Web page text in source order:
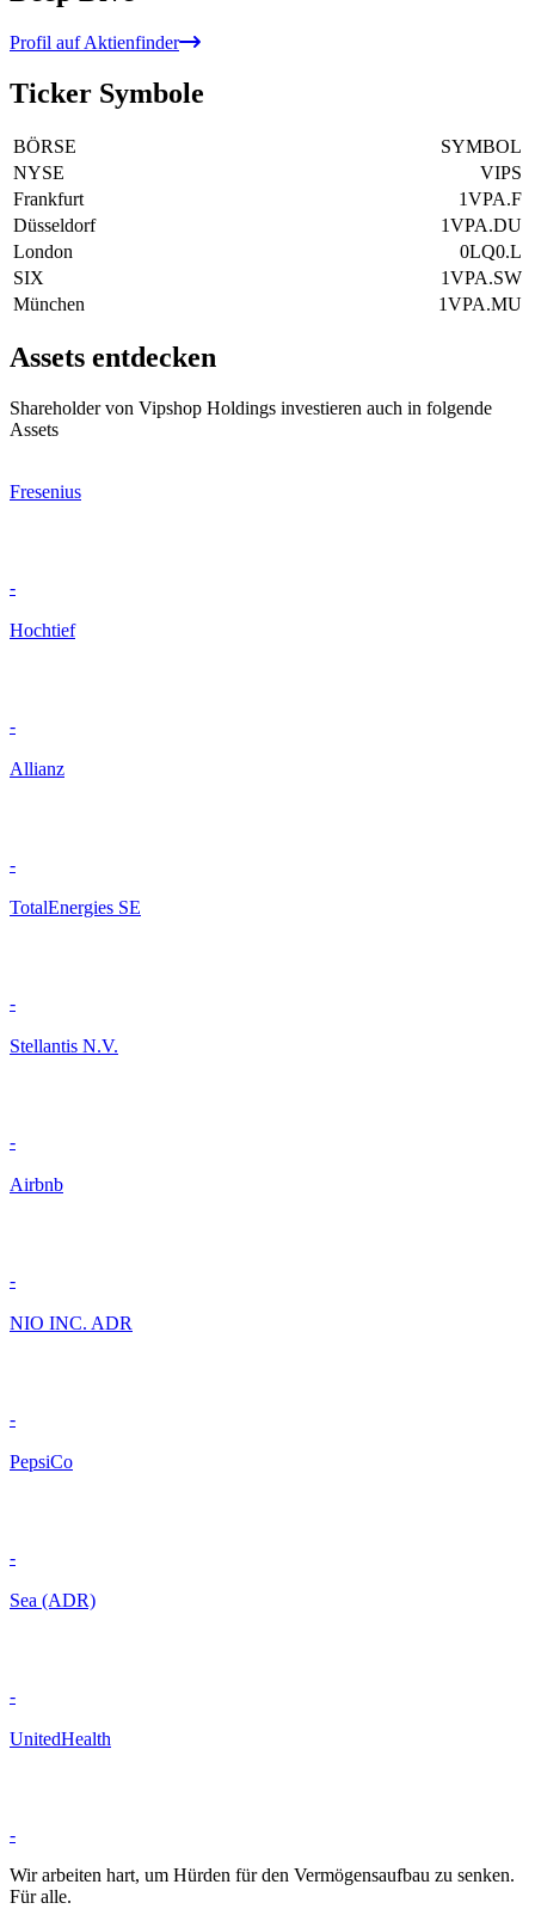
Profil auf Aktienfinder
Ticker Symbole
BÖRSE
SYMBOL
NYSE
VIPS
Frankfurt
1VPA.F
Düsseldorf
1VPA.DU
London
0LQ0.L
SIX
1VPA.SW
München
1VPA.MU
Assets entdecken
Shareholder von Vipshop Holdings investieren auch in folgende
Assets
Fresenius
-
Hochtief
-
Allianz
-
TotalEnergies SE
-
Stellantis N.V.
-
Airbnb
-
NIO INC. ADR
-
PepsiCo
-
Sea (ADR)
-
UnitedHealth
-
Wir arbeiten hart, um Hürden für den Vermögensaufbau zu senken.
Für alle.